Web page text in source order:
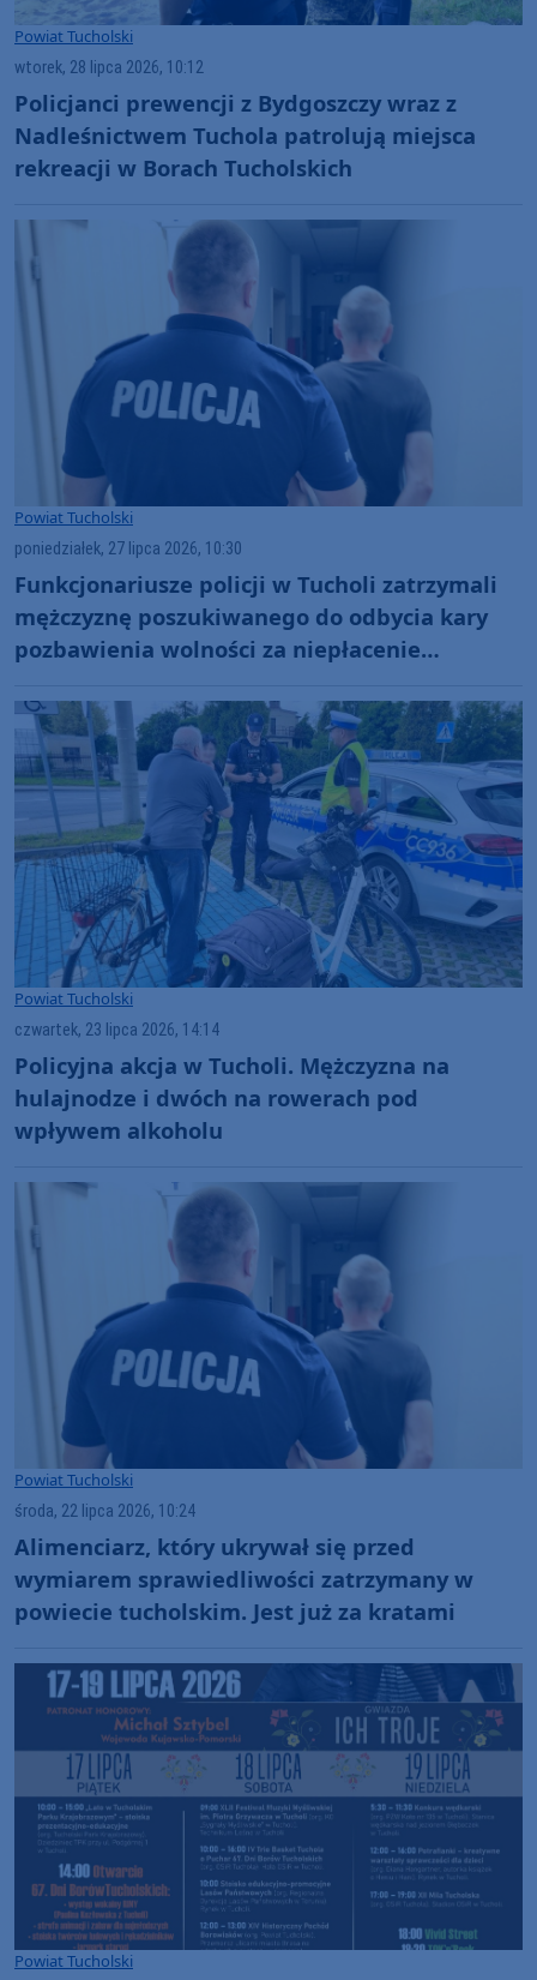
Powiat Tucholski
wtorek, 28 lipca 2026, 10:12
Policjanci prewencji z Bydgoszczy wraz z
Nadleśnictwem Tuchola patrolują miejsca
rekreacji w Borach Tucholskich
Powiat Tucholski
poniedziałek, 27 lipca 2026, 10:30
Funkcjonariusze policji w Tucholi zatrzymali
mężczyznę poszukiwanego do odbycia kary
pozbawienia wolności za niepłacenie
Powiat Tucholski
czwartek, 23 lipca 2026, 14:14
Policyjna akcja w Tucholi. Mężczyzna na
hulajnodze i dwóch na rowerach pod
wpływem alkoholu
Powiat Tucholski
środa, 22 lipca 2026, 10:24
Alimenciarz, który ukrywał się przed
wymiarem sprawiedliwości zatrzymany w
powiecie tucholskim. Jest już za kratami
Powiat Tucholski